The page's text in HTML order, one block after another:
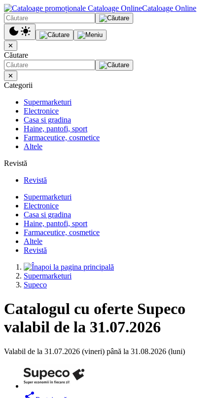
Cataloage Online
✕
Căutare
✕
Categorii
Supermarketuri
Electronice
Casa si gradina
Haine, pantofi, sport
Farmaceutice, cosmetice
Altele
Revistă
Revistă
Supermarketuri
Electronice
Casa si gradina
Haine, pantofi, sport
Farmaceutice, cosmetice
Altele
Revistă
Supermarketuri
Supeco
Catalogul cu oferte Supeco
valabil de la 31.07.2026
Valabil de la 31.07.2026 (vineri) până la 31.08.2026 (luni)